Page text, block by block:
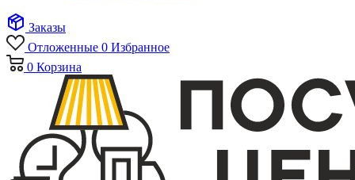
Заказы
Отложенные 0 Избранное
0 Корзина